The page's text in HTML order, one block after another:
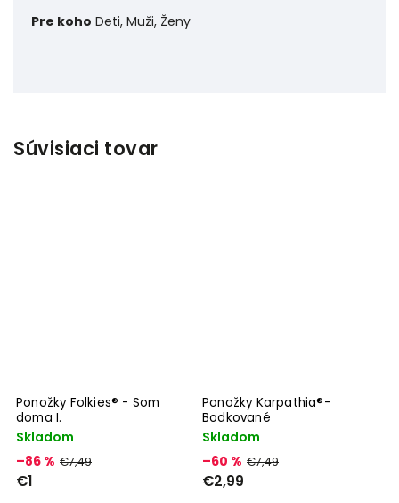
Pre koho Deti, Muži, Ženy
Súvisiaci tovar
Ponožky Folkies® - Som
doma I.
Skladom
–86 % €7,49
€1
Ponožky Karpathia®-
Bodkované
Skladom
–60 % €7,49
€2,99